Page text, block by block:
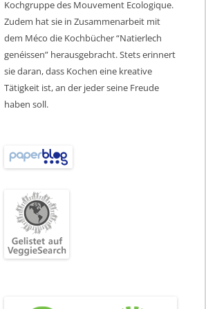
Kochgruppe des Mouvement Ecologique.
Zudem hat sie in Zusammenarbeit mit
dem Méco die Kochbücher “Natierlech
genéissen” herausgebracht. Stets erinnert
sie daran, dass Kochen eine kreative
Tätigkeit ist, an der jeder seine Freude
haben soll.